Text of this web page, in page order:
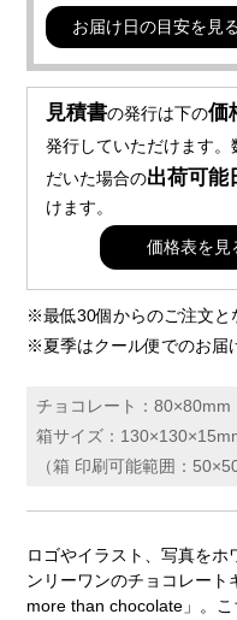
お届け日の目安を見
見積書の発行は下の価
発行していただけます。
だいた場合の出荷可能
けます。
価格表を見
※最低30個からのご注文と
※夏季はクール便でのお届
チョコレート：80×80mm
箱サイズ：
（箱 印刷可能範囲：
ロゴやイラスト、写真を
ンリーワンのチョコレー
more than chocolate」。